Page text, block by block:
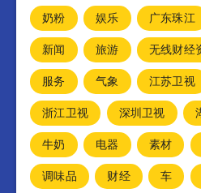
奶粉
娱乐 广东珠江
新闻
旅游 无线财经
服务
气象 江苏卫视
浙江卫视
深圳卫视
牛奶
电器 素材
调味品
财经 车